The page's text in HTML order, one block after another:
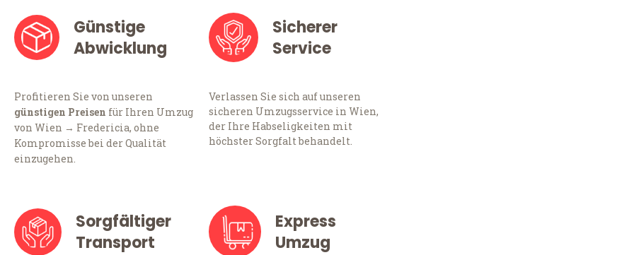
Günstige
Abwicklung
Profitieren Sie von unseren
günstigen Preisen für Ihren Umzug
von Wien → Fredericia, ohne
Kompromisse bei der Qualität
einzugehen.
Sicherer
Service
Verlassen Sie sich auf unseren
sicheren Umzugsservice in Wien,
der Ihre Habseligkeiten mit
höchster Sorgfalt behandelt.
Sorgfältiger
Transport
Express
Umzug